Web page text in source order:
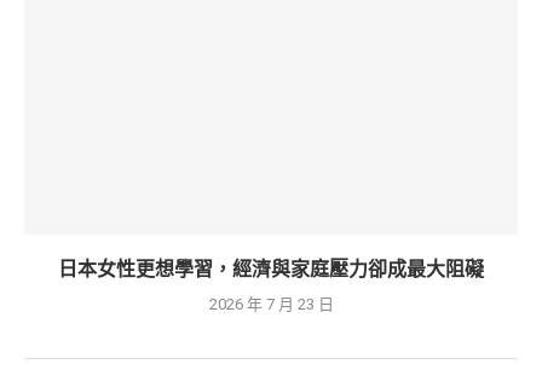
日本女性更想學習，經濟與家庭壓力卻成最大阻礙
2026 年 7 月 23 日